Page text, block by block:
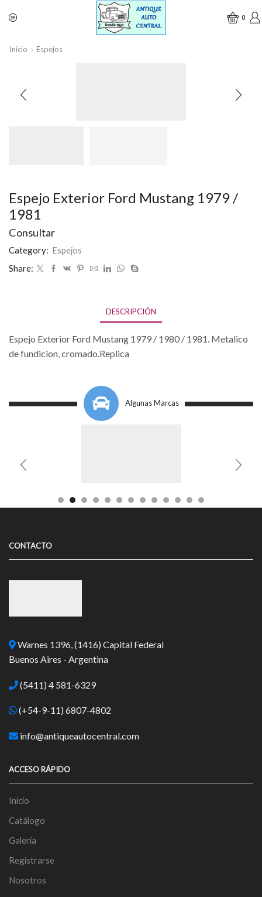
0
Inicio Espejos
Espejo Exterior Ford Mustang 1979 /
1981
Consultar
Category: Espejos
Share:
DESCRIPCIÓN
Espejo Exterior Ford Mustang 1979 / 1980 / 1981. Metalico
de fundicion, cromado.Replica
Algunas Marcas
CONTACTO
Warnes 1396, (1416) Capital Federal
Buenos Aires - Argentina
(5411) 4 581-6329
(+54-9-11) 6807-4802
info@antiqueautocentral.com
ACCESO RÁPIDO
Inicio
Catálogo
Galería
Registrarse
Nosotros